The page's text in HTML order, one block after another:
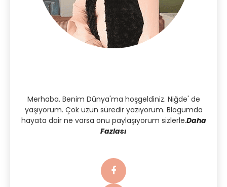
Merhaba. Benim Dünya'ma hoşgeldiniz. Niğde' de
yaşıyorum. Çok uzun süredir yazıyorum. Blogumda
hayata dair ne varsa onu paylaşıyorum sizlerle.Daha
Fazlası